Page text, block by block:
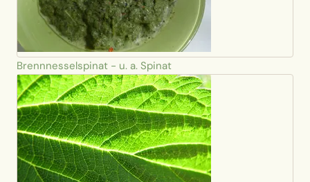
Brennnesselspinat - u. a. Spinat